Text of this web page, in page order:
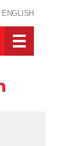
ENGLISH